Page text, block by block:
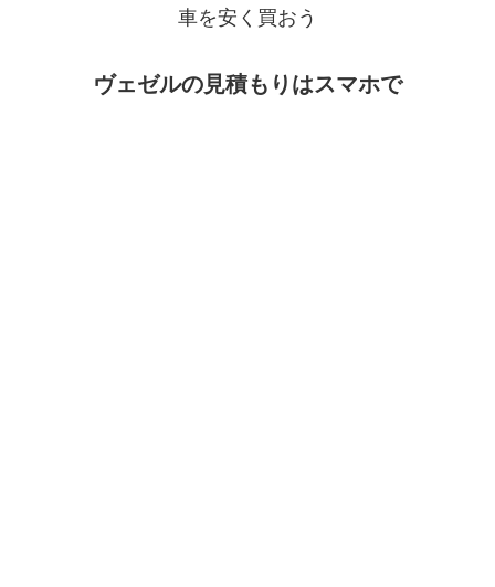
車を安く買おう
ヴェゼルの見積もりはスマホで